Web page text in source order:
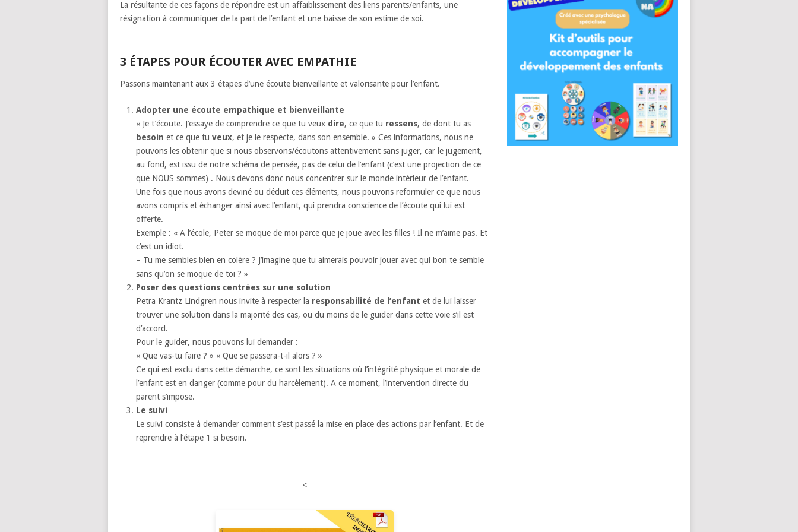
La résultante de ces façons de répondre est un affaiblissement des liens parents/enfants, une
résignation à communiquer de la part de l’enfant et une baisse de son estime de soi.
3 ÉTAPES POUR ÉCOUTER AVEC EMPATHIE
Passons maintenant aux 3 étapes d’une écoute bienveillante et valorisante pour l’enfant.
Adopter une écoute empathique et bienveillante
« Je t’écoute. J’essaye de comprendre ce que tu veux dire, ce que tu ressens, de dont tu as
besoin et ce que tu veux, et je le respecte, dans son ensemble. » Ces informations, nous ne
pouvons les obtenir que si nous observons/écoutons attentivement sans juger, car le jugement,
au fond, est issu de notre schéma de pensée, pas de celui de l’enfant (c’est une projection de ce
que NOUS sommes) . Nous devons donc nous concentrer sur le monde intérieur de l’enfant.
Une fois que nous avons deviné ou déduit ces éléments, nous pouvons reformuler ce que nous
avons compris et échanger ainsi avec l’enfant, qui prendra conscience de l’écoute qui lui est
offerte.
Exemple : « A l’école, Peter se moque de moi parce que je joue avec les filles ! Il ne m’aime pas. Et
c’est un idiot.
– Tu me sembles bien en colère ? J’imagine que tu aimerais pouvoir jouer avec qui bon te semble
sans qu’on se moque de toi ? »
Poser des questions centrées sur une solution
Petra Krantz Lindgren nous invite à respecter la responsabilité de l’enfant et de lui laisser
trouver une solution dans la majorité des cas, ou du moins de le guider dans cette voie s’il est
d’accord.
Pour le guider, nous pouvons lui demander :
« Que vas-tu faire ? » « Que se passera-t-il alors ? »
Ce qui est exclu dans cette démarche, ce sont les situations où l’intégrité physique et morale de
l’enfant est en danger (comme pour du harcèlement). A ce moment, l’intervention directe du
parent s’impose.
Le suivi
Le suivi consiste à demander comment s’est passé la mise en place des actions par l’enfant. Et de
reprendre à l’étape 1 si besoin.
<